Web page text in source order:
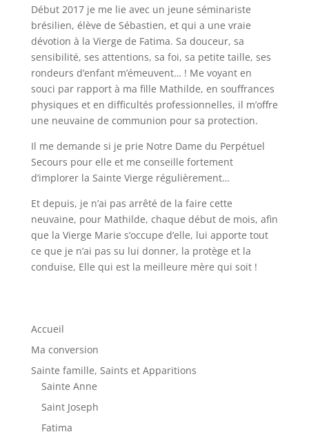
Début 2017 je me lie avec un jeune séminariste
brésilien, élève de Sébastien, et qui a une vraie
dévotion à la Vierge de Fatima. Sa douceur, sa
sensibilité, ses attentions, sa foi, sa petite taille, ses
rondeurs d’enfant m’émeuvent… ! Me voyant en
souci par rapport à ma fille Mathilde, en souffrances
physiques et en difficultés professionnelles, il m’offre
une neuvaine de communion pour sa protection.
Il me demande si je prie Notre Dame du Perpétuel
Secours pour elle et me conseille fortement
d’implorer la Sainte Vierge régulièrement…
Et depuis, je n’ai pas arrêté de la faire cette
neuvaine, pour Mathilde, chaque début de mois, afin
que la Vierge Marie s’occupe d’elle, lui apporte tout
ce que je n’ai pas su lui donner, la protège et la
conduise, Elle qui est la meilleure mère qui soit !
Accueil
Ma conversion
Sainte famille, Saints et Apparitions
Sainte Anne
Saint Joseph
Fatima